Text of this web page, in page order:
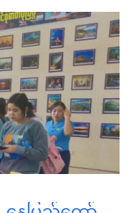
ကျောင်းသူများ